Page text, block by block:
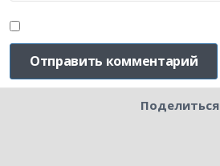
Поделиться